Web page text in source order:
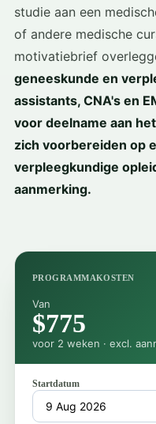
studie aan een
of andere medische
motivatiebrief
geneeskunde en
assistants, CNA's en
voor deelname aan
zich voorbereiden op
verpleegkundige
aanmerking.
PROGRAMMAKOSTEN
Van
$775
voor 2 weken · excl.
Startdatum